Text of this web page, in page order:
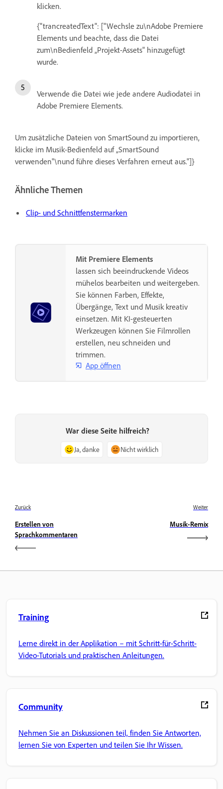
klicken.
{"trancreatedText": ["Wechsle zu\nAdobe Premiere
Elements und beachte, dass die Datei
zum\nBedienfeld „Projekt-Assets" hinzugefügt
wurde.
Verwende die Datei wie jede andere Audiodatei in
Adobe Premiere Elements.
Um zusätzliche Dateien von SmartSound zu importieren,
klicke im Musik-Bedienfeld auf „SmartSound
verwenden"\nund führe dieses Verfahren erneut aus."]}
Ähnliche Themen
Clip- und Schnittfenstermarken
Mit Premiere Elements
lassen sich beeindruckende Videos
mühelos bearbeiten und weitergeben.
Sie können Farben, Effekte,
Übergänge, Text und Musik kreativ
einsetzen. Mit KI-gesteuerten
Werkzeugen können Sie Filmrollen
erstellen, neu schneiden und
trimmen.
App öffnen
War diese Seite hilfreich?
Ja, danke Nicht wirklich
Zurück
Erstellen von
Sprachkommentaren
Weiter
Musik-Remix
Training
Lerne direkt in der Applikation – mit Schritt-für-Schritt-
Video-Tutorials und praktischen Anleitungen.
Community
Nehmen Sie an Diskussionen teil, finden Sie Antworten,
lernen Sie von Experten und teilen Sie Ihr Wissen.